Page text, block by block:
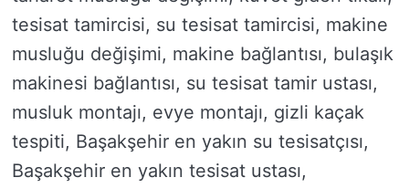
tesisat tamircisi, su tesisat tamircisi, makine
musluğu değişimi, makine bağlantısı, bulaşık
makinesi bağlantısı, su tesisat tamir ustası,
musluk montajı, evye montajı, gizli kaçak
tespiti, Başakşehir en yakın su tesisatçısı,
Başakşehir en yakın tesisat ustası,